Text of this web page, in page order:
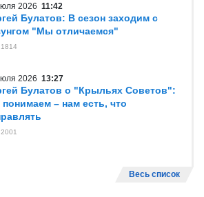
2026 11:42
Булатов: В сезон заходим с
"Мы отличаемся"
1814
2026 13:27
Булатов о "Крыльях Советов":
– нам есть, что
2001
Весь список